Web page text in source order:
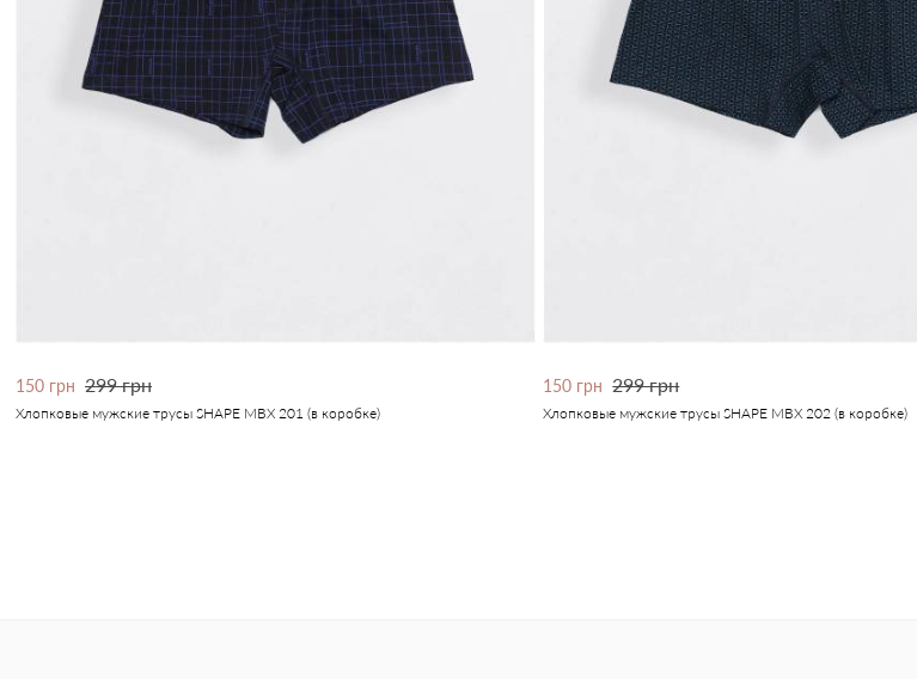
150 грн 299 грн
Хлопковые мужские трусы SHAPE MBX 201 (в коробке)
150 грн 299 грн
Хлопковые мужские трусы SHAPE MBX 202 (в коробке)